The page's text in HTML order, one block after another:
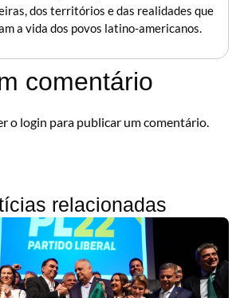
dos territórios e das realidades que
a vida dos povos latino-americanos.
comentário
o login para publicar um comentário.
relacionadas